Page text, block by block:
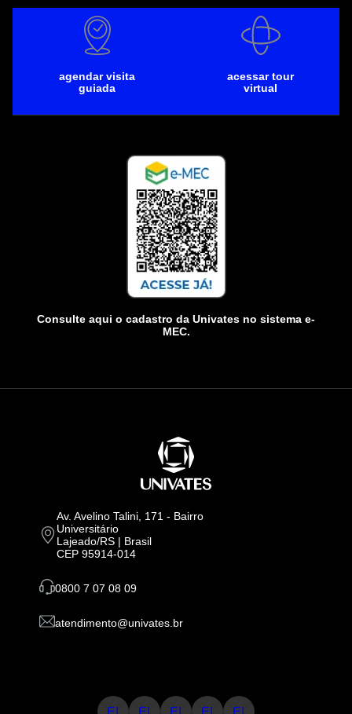
agendar visita
guiada
acessar tour
virtual
Consulte aqui o cadastro da Univates no sistema e-
MEC.
Av. Avelino Talini, 171 - Bairro
Universitário
Lajeado/RS | Brasil
CEP 95914-014
0800 7 07 08 09
atendimento@univates.br